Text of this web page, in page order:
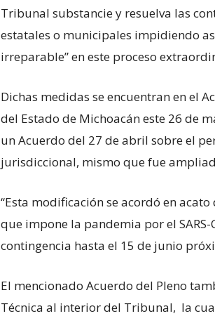
Tribunal substancie y resuelva las
estatales o municipales impidiendo
irreparable” en este proceso
Dichas medidas se encuentran en el
del Estado de Michoacán este 26 de
un Acuerdo del 27 de abril sobre el
jurisdiccional, mismo que fue
“Esta modificación se acordó en
que impone la pandemia por el
contingencia hasta el 15 de junio
El mencionado Acuerdo del Pleno
Técnica al interior del Tribunal, la